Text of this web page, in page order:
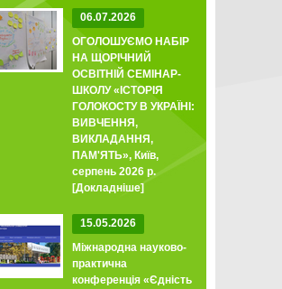
06.07.2026
ОГОЛОШУЄМО НАБІР
НА ЩОРІЧНИЙ
ОСВІТНІЙ СЕМІНАР-
ШКОЛУ «ІСТОРІЯ
ГОЛОКОСТУ В УКРАЇНІ:
ВИВЧЕННЯ,
ВИКЛАДАННЯ,
ПАМ'ЯТЬ», Київ,
серпень 2026 р.
[Докладніше]
15.05.2026
Міжнародна науково-
практична
конференція «Єдність